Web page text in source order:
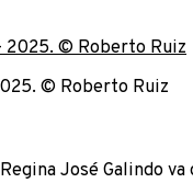
© Roberto Ruiz
José Galindo